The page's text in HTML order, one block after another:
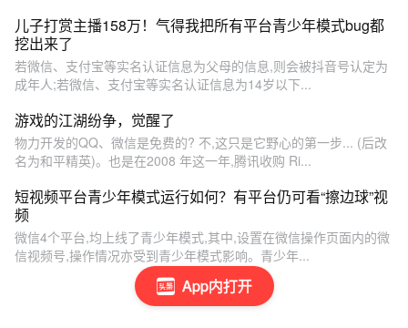
App内打开
儿子打赏主播158万！气得我把所有平台青少年模式bug都
挖出来了
若微信、支付宝等实名认证信息为父母的信息,则会被抖音号认定为
成年人;若微信、支付宝等实名认证信息为14岁以下...
游戏的江湖纷争，觉醒了
物力开发的QQ、微信是免费的? 不,这只是它野心的第一步... (后改
名为和平精英)。也是在2008 年这一年,腾讯收购 Ri...
短视频平台青少年模式运行如何？有平台仍可看“擦边球”视
频
微信4个平台,均上线了青少年模式,其中,设置在微信操作页面内的微
信视频号,操作情况亦受到青少年模式影响。青少年...